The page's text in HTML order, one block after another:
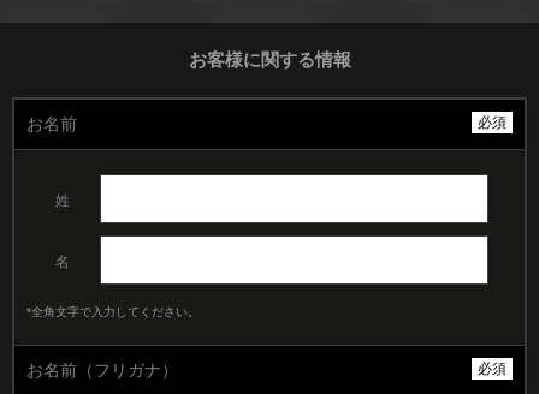
お客様に関する情報
お名前 必須
姓
名
*全角文字で入力してください。
お名前（フリガナ） 必須